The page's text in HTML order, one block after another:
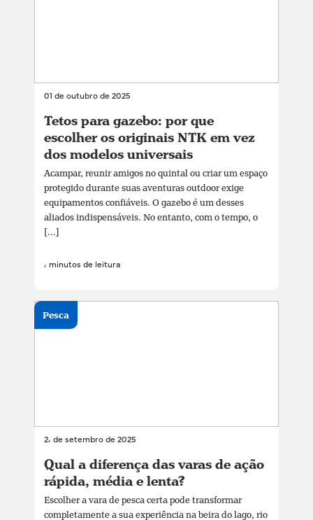
01 de outubro de 2025
Tetos para gazebo: por que
escolher os originais NTK em vez
dos modelos universais
Acampar, reunir amigos no quintal ou criar um espaço
protegido durante suas aventuras outdoor exige
equipamentos confiáveis. O gazebo é um desses
aliados indispensáveis. No entanto, com o tempo, o
[...]
4 minutos de leitura
24 de setembro de 2025
Qual a diferença das varas de ação
rápida, média e lenta?
Escolher a vara de pesca certa pode transformar
completamente a sua experiência na beira do lago, rio
Pesca